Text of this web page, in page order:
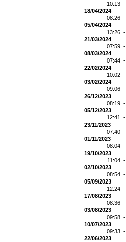
10:13 -
18/04/2024
08:26 -
05/04/2024
13:26 -
21/03/2024
07:59 -
08/03/2024
07:44 -
22/02/2024
10:02 -
03/02/2024
09:06 -
26/12/2023
08:19 -
05/12/2023
12:41 -
23/11/2023
07:40 -
01/11/2023
08:04 -
19/10/2023
11:04 -
02/10/2023
08:54 -
05/09/2023
12:24 -
17/08/2023
08:36 -
03/08/2023
09:58 -
10/07/2023
09:33 -
22/06/2023